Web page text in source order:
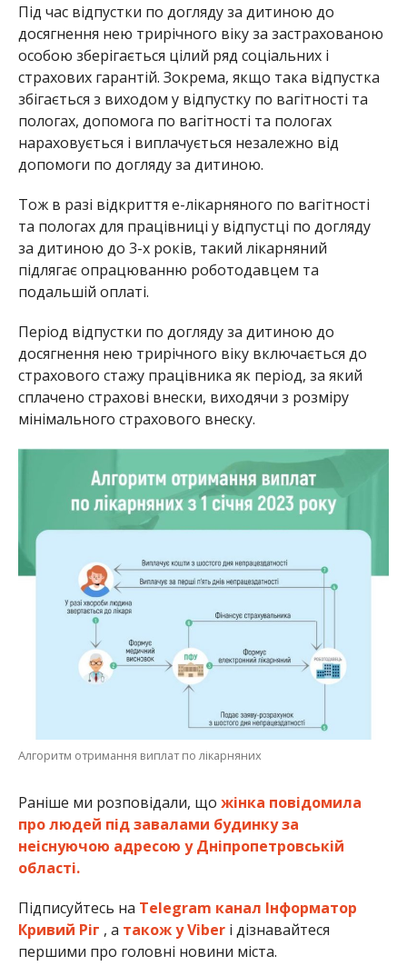
Під час відпустки по догляду за дитиною до
досягнення нею трирічного віку за застрахованою
особою зберігається цілий ряд соціальних і
страхових гарантій. Зокрема, якщо така відпустка
збігається з виходом у відпустку по вагітності та
пологах, допомога по вагітності та пологах
нараховується і виплачується незалежно від
допомоги по догляду за дитиною.
Тож в разі відкриття е-лікарняного по вагітності
та пологах для працівниці у відпустці по догляду
за дитиною до 3-х років, такий лікарняний
підлягає опрацюванню роботодавцем та
подальшій оплаті.
Період відпустки по догляду за дитиною до
досягнення нею трирічного віку включається до
страхового стажу працівника як період, за який
сплачено страхові внески, виходячи з розміру
мінімального страхового внеску.
Алгоритм отримання виплат по лікарняних
Раніше ми розповідали, що жінка повідомила
про людей під завалами будинку за
неіснуючою адресою у Дніпропетровській
області.
Підписуйтесь на Telegram канал Інформатор
Кривий Ріг , а також у Viberі дізнавайтеся
першими про головні новини міста.